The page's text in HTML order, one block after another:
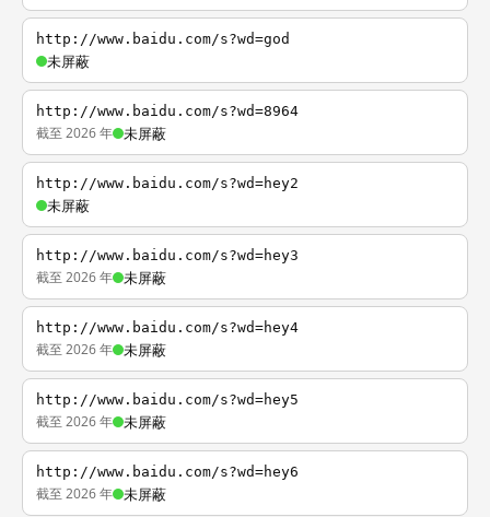
http://www.baidu.com/s?wd=god
未屏蔽
http://www.baidu.com/s?wd=8964
截至 2026 年 未屏蔽
http://www.baidu.com/s?wd=hey2
未屏蔽
http://www.baidu.com/s?wd=hey3
截至 2026 年 未屏蔽
http://www.baidu.com/s?wd=hey4
截至 2026 年 未屏蔽
http://www.baidu.com/s?wd=hey5
截至 2026 年 未屏蔽
http://www.baidu.com/s?wd=hey6
截至 2026 年 未屏蔽